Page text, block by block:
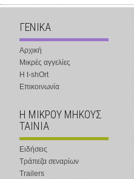
ΓΕΝΙΚΑ
Αρχική
Μικρές αγγελίες
Η t-shOrt
Επικοινωνία
Η ΜΙΚΡΟΥ ΜΗΚΟΥΣ
ΤΑΙΝΙΑ
Ειδήσεις
Τράπεζα σεναρίων
Trailers